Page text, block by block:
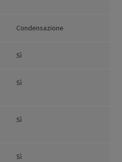
Condensazione
Sì
Sì
Sì
Sì